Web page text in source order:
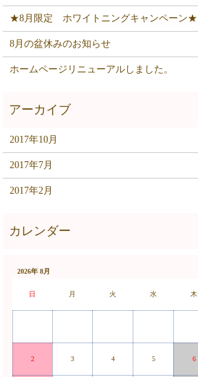
★8月限定 ホワイトニングキャンペーン★
8月の盆休みのお知らせ
ホームページリニューアルしました。
2017年10月
2017年7月
2017年2月
2026年 8月
日 月 火 水 木
2 3 4 5 6